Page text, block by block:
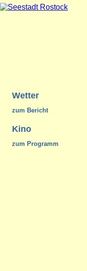
Wetter
zum Bericht
Kino
zum Programm